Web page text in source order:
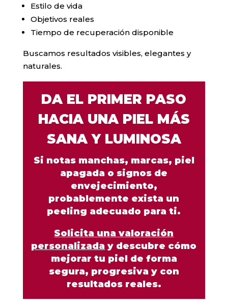
Estilo de vida
Objetivos reales
Tiempo de recuperación disponible
Buscamos resultados visibles, elegantes y
naturales.
DA EL PRIMER PASO
HACIA UNA PIEL MÁS
SANA Y LUMINOSA
Si notas manchas, marcas, piel
apagada o signos de
envejecimiento,
probablemente exista un
peeling adecuado para ti.
Solicita una valoración
personalizada y descubre cómo
mejorar tu piel de forma
segura, progresiva y con
resultados reales.